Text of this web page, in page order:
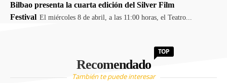
Bilbao presenta la cuarta edición del Silver Film
Festival El miércoles 8 de abril, a las 11:00 horas, el Teatro...
Recomendado
TOP
También te puede interesar